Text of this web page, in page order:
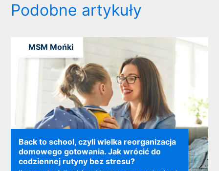
Podobne artykuły
Back to school, czyli wielka reorganizacja
domowego gotowania. Jak wrócić do
codziennej rutyny bez stresu?
MSM Mońki